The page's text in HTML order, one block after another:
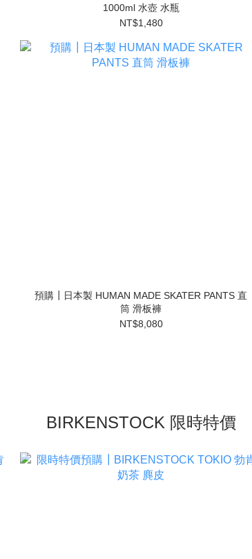
1000ml 水壺 水瓶
NT$1,480
預購┃日本製 HUMAN MADE SKATER PANTS 直
筒 滑板褲
NT$8,080
BIRKENSTOCK 限時特價